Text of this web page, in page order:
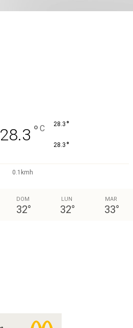
28.3 ° C 28.3 °
28.3 °
0.1kmh
DOM
32°
LUN
32°
MAR
33°